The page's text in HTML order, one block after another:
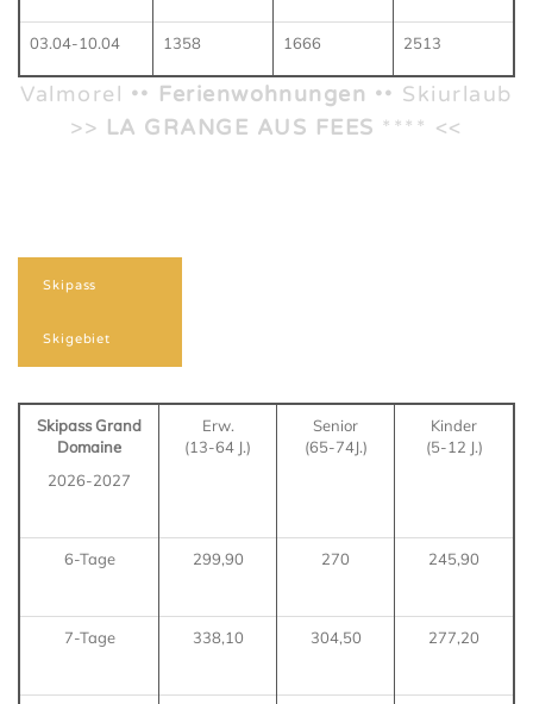
03.04-10.04 1358 1666 2513
Valmorel •• Ferienwohnungen •• Skiurlaub
>> LA GRANGE AUS FEES **** <<
Skipass
Skigebiet
Skipass Grand
Domaine
2026-2027
Erw.
(13-64 J.)
Senior
(65-74J.)
Kinder
(5-12 J.)
6-Tage 299,90 270 245,90
7-Tage 338,10 304,50 277,20